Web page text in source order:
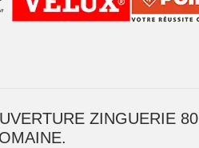
ZINGUERIE 80